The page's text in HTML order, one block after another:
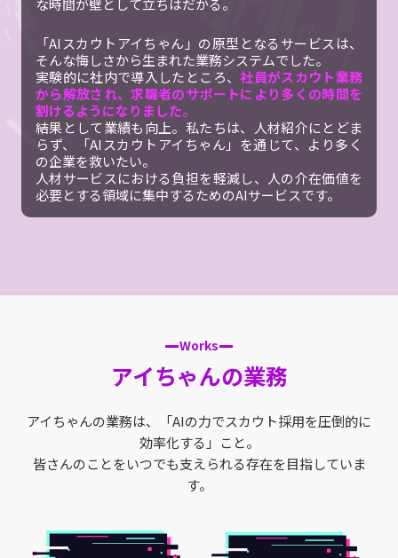
「AIスカウトアイちゃん」の原型となるサービスは、
そんな悔しさから生まれた業務システムでした。
実験的に社内で導入したところ、社員がスカウト業務
から解放され、求職者のサポートにより多くの時間を
割けるようになりました。
結果として業績も向上。私たちは、人材紹介にとどま
らず、「AIスカウトアイちゃん」を通じて、より多く
の企業を救いたい。
人材サービスにおける負担を軽減し、人の介在価値を
必要とする領域に集中するためのAIサービスです。
Works
アイちゃんの業務
アイちゃんの業務は、「AIの力でスカウト採用を圧倒的に
効率化する」こと。
皆さんのことをいつでも支えられる存在を目指していま
す。